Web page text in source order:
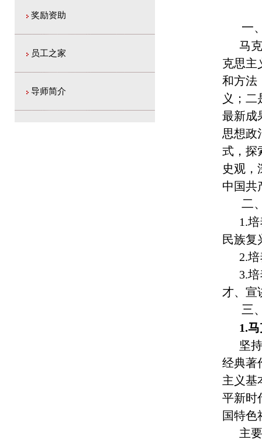
奖励资助
员工之家
导师简介
一
马
克思主
和方法
义；
最新成
思想政
式，探
史观，
中国共
二
1.
民族复
2.
3.
才、宣
三
1.
坚
经典著
主义基
平新时
国特色
主